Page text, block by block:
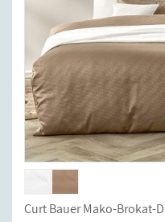
Curt Bauer Mako-Brokat-